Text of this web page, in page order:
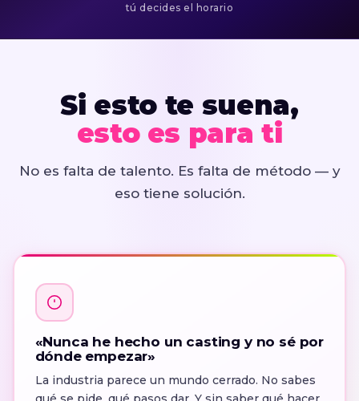
tú decides el horario
Si esto te suena,
esto es para ti
No es falta de talento. Es falta de método — y
eso tiene solución.
«Nunca he hecho un casting y no sé por
dónde empezar»
La industria parece un mundo cerrado. No sabes